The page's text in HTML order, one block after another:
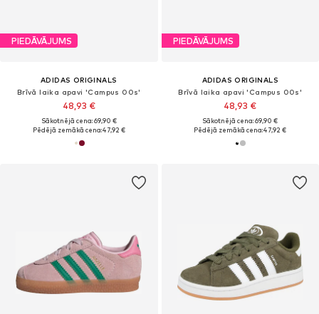
PIEDĀVĀJUMS
ADIDAS ORIGINALS
Brīvā laika apavi 'Campus 00s'
48,93 €
Sākotnējā cena: 69,90 €
Pēdējā zemākā cena:47,92 €
PIEDĀVĀJUMS
ADIDAS ORIGINALS
Brīvā laika apavi 'Campus 00s'
48,93 €
Sākotnējā cena: 69,90 €
Pēdējā zemākā cena:47,92 €